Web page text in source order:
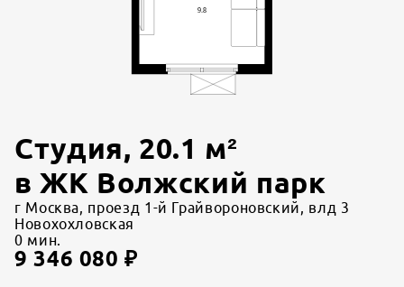
Студия, 20.1 м²
вЖК Волжский парк
г Москва, проезд 1-й Грайвороновский, влд 3
Новохохловская
0 мин.
9 346 080 ₽